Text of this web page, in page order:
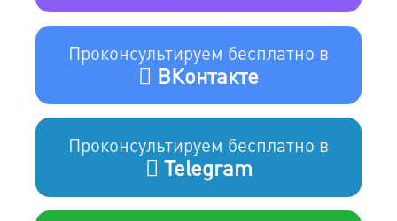
Проконсультируем бесплатно в
ВКонтакте
Проконсультируем бесплатно в
Telegram